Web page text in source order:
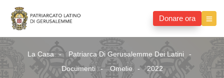
Donare ora
La Casa
Patriarca Di Gerusalemme Dei Latini
Documenti
Omelie 2022